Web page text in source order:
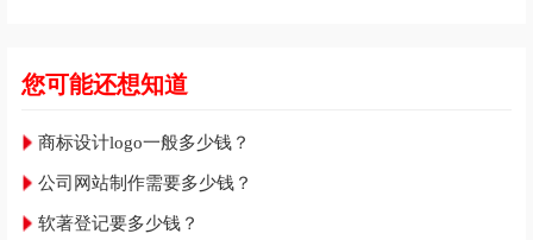
您可能还想知道
商标设计logo一般多少钱？
公司网站制作需要多少钱？
软著登记要多少钱？